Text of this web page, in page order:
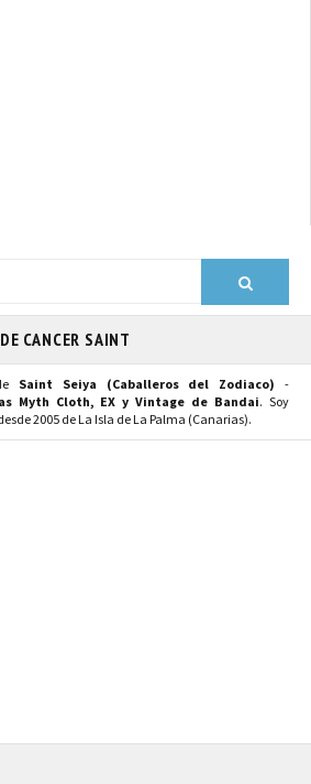
CANCER SAINT
Saint Seiya (Caballeros del Zodiaco) -
Myth Cloth, EX y Vintage de Bandai. Soy
2005 de La Isla de La Palma (Canarias).